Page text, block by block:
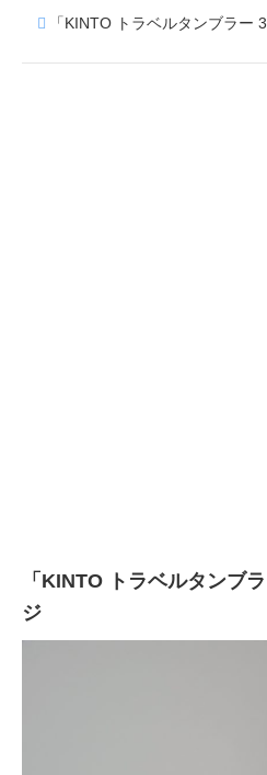
「KINTO トラベルタンブラー
「KINTO トラベルタンブ
ジ